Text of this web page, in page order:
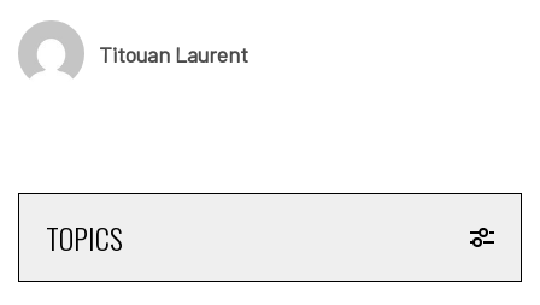
Titouan Laurent
TOPICS